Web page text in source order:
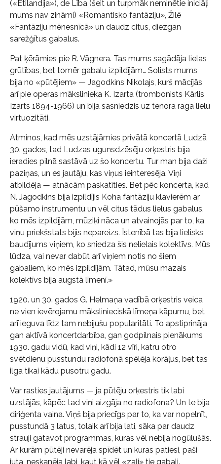
(«Etilandija»), de Lība (šeit un turpmāk neminētie iniciāļi
mums nav zināmi) «Romantisko fantāziju», Žilē
«Fantāziju mēnesnīcā» un daudz citus, diezgan
sarežģītus gabalus.
Pat ķērāmies pie R. Vāgnera. Tas mums sagādāja lielas
grūtības, bet tomēr gabalu izpildījām… Solists mums
bija no «pūtējiem» — Jagodkins Nikolajs, kurš mācījās
arī pie operas mākslinieka K. Izarta (trombonists Kārlis
Izarts 1894-1966) un bija sasniedzis uz tenora raga lielu
virtuozitāti.
Atminos, kad mēs uzstājāmies privātā koncertā Ludzā
30. gados, tad Ludzas ugunsdzēsēju orķestris bija
ieradies pilnā sastāvā uz šo koncertu. Tur man bija daži
paziņas, un es jautāju, kas viņus ieinteresēja. Viņi
atbildēja — atnācām paskatīties. Bet pēc koncerta, kad
N. Jagodkins bija izpildījis Koha fantāziju klavierēm ar
pūšamo instrumentu un vēl citus tādus lielus gabalus,
ko mēs izpildījām, mūziķi nāca un atvainojās par to, ka
viņu priekšstats bijis nepareizs. Īstenībā tas bija lielisks
baudījums viņiem, ko sniedza šis nelielais kolektīvs. Mūs
lūdza, vai nevar dabūt arī viņiem notis no šiem
gabaliem, ko mēs izpildījām. Tātad, mūsu mazais
kolektīvs bija augstā līmenī.»
1920. un 30. gados G. Helmaņa vadībā orķestris veica
ne vien ievērojamu mākslinieciskā līmeņa kāpumu, bet
arī ieguva līdz tam nebijušu popularitāti. To apstiprināja
gan aktīvā koncertdarbība, gan godpilnais pienākums
1930. gadu vidū, kad viņi, kādi 12 vīri, katru otro
svētdienu pusstundu radiofonā spēlēja korāļus, bet tas
ilga tikai kādu pusotru gadu.
Var rasties jautājums — ja pūtēju orķestris tik labi
uzstājās, kāpēc tad viņi aizgāja no radiofona? Un te bija
diriģenta vaina. Viņš bija priecīgs par to, ka var nopelnīt,
pusstundā 3 latus, tolaik arī bija lati, sāka par daudz
strauji gatavot programmas, kuras vēl nebija nogūlušās.
Ar kurām pūtēji nevarēja spīdēt un kuras patiesi, paši
juta, neskanēja labi, kaut kā vēl «zaļi» tie gabali.